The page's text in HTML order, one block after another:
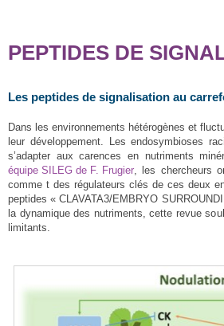
PEPTIDES DE
Les peptides de signalisation au
Dans les environnements hétérogènes et
leur développement. Les endosymbioses
s’adapter aux carences en nutriments
équipe SILEG de F. Frugier , les chercheurs
comme t des régulateurs clés de ces deux
peptides « CLAVATA3/EMBRYO
la dynamique des nutriments, cette revue
limitants.